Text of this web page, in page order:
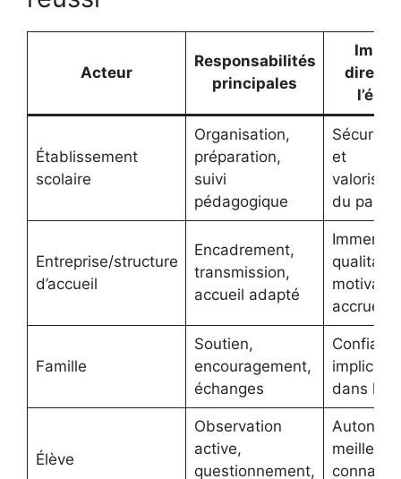
Acteur
Responsabilités
principales
direct
Établissement
scolaire
Organisation,
préparation,
suivi
pédagogique
et
du
Entreprise/structure
d’accueil
Encadrement,
transmission,
accueil adapté
accrue
Famille
Soutien,
encouragement,
échanges
dans le
Élève
Observation
active,
questionnement,
meilleure